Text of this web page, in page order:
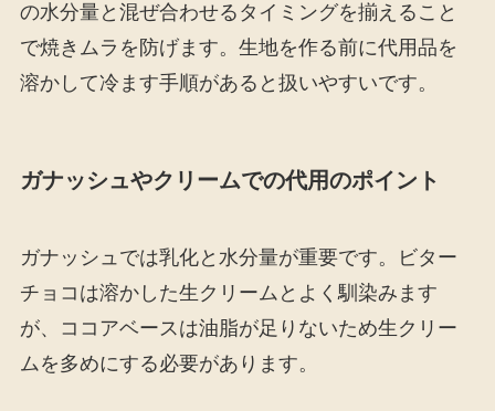
の水分量と混ぜ合わせるタイミングを揃えること
で焼きムラを防げます。生地を作る前に代用品を
溶かして冷ます手順があると扱いやすいです。
ガナッシュやクリームでの代用のポイント
ガナッシュでは乳化と水分量が重要です。ビター
チョコは溶かした生クリームとよく馴染みます
が、ココアベースは油脂が足りないため生クリー
ムを多めにする必要があります。